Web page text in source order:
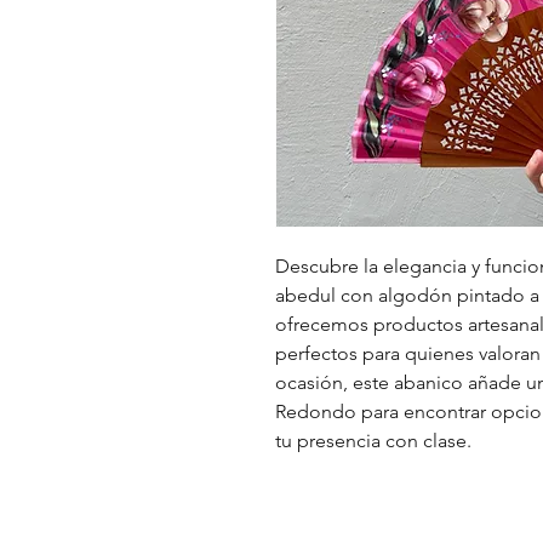
Descubre la elegancia y
abedul con algodón pintado a
ofrecemos productos
perfectos para quienes
ocasión, este abanico añade
Redondo para encontrar
tu presencia con clase.